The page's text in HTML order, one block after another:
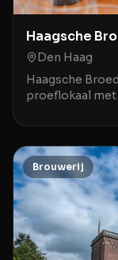
Haagsche
Den Haag
Haagsche
proeflokaal met
Brouwerij
Brouwerij